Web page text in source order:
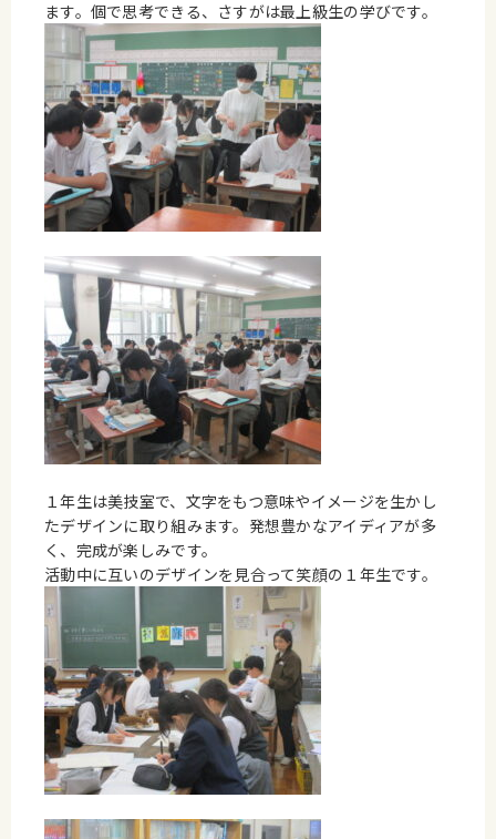
ます。個で思考できる、さすがは最上級生の学びです。
１年生は美技室で、文字をもつ意味やイメージを生かし
たデザインに取り組みます。発想豊かなアイディアが多
く、完成が楽しみです。
活動中に互いのデザインを見合って笑顔の１年生です。